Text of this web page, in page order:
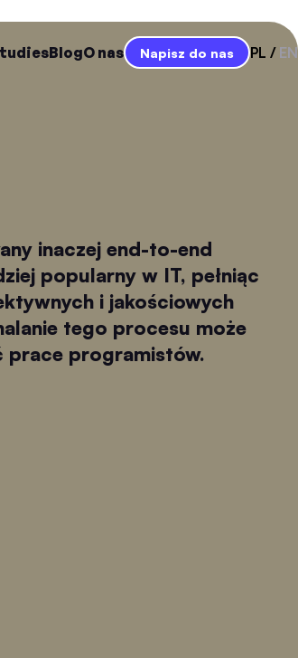
BlogO nas Napisz do nas PL EN
inaczej end-to-end
popularny w IT, pełniąc
i jakościowych
tego procesu może
prace programistów.